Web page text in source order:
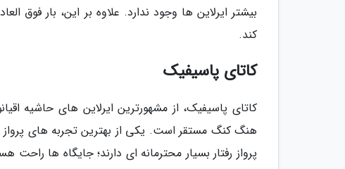
بیشتر ایرلاین ها وجود ندارد. علاوه بر این، بار فوق
کند.
کاتای پاسیفیک
کاتای پاسیفیک، از مشهورترین ایرلاین های حاشیه
هنگ کنگ مستقر است. یکی از بهترین تجربه های پرواز
پرواز رفتار بسیار محترمانه ای دارند؛ جایگاه ها